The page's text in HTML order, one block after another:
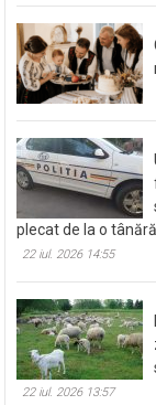
plecat de la o tânără
22 iul. 2026 14:55
22 iul. 2026 13:57